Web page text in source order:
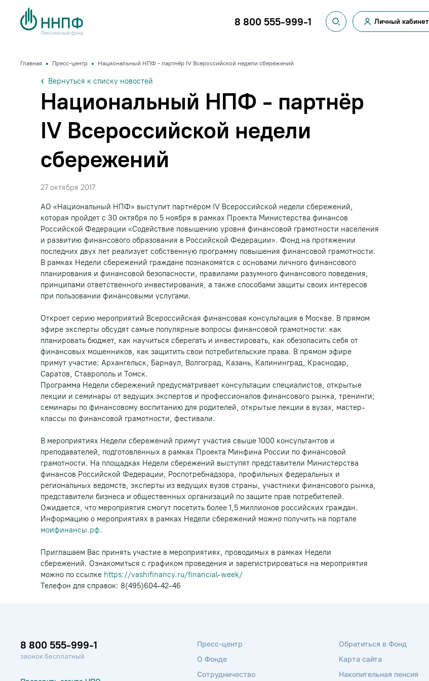
Личный кабинет
8 800 555-999-1
Главная Пресс-центр Национальный НПФ - партнёр IV Всероссийской недели сбережений
Вернуться к списку новостей
Национальный НПФ - партнёр
IV Всероссийской недели
сбережений
27 октября 2017
АО «Национальный НПФ» выступит партнёром IV Всероссийской недели сбережений,
которая пройдет с 30 октября по 5 ноября в рамках Проекта Министерства финансов
Российской Федерации «Содействие повышению уровня финансовой грамотности населения
и развитию финансового образования в Российской Федерации». Фонд на протяжении
последних двух лет реализует собственную программу повышения финансовой грамотности.
В рамках Недели сбережений граждане познакомятся с основами личного финансового
планирования и финансовой безопасности, правилами разумного финансового поведения,
принципами ответственного инвестирования, а также способами защиты своих интересов
при пользовании финансовыми услугами.
Откроет серию мероприятий Всероссийская финансовая консультация в Москве. В прямом
эфире эксперты обсудят самые популярные вопросы финансовой грамотности: как
планировать бюджет, как научиться сберегать и инвестировать, как обезопасить себя от
финансовых мошенников, как защитить свои потребительские права. В прямом эфире
примут участие: Архангельск, Барнаул, Волгоград, Казань, Калининград, Краснодар,
Саратов, Ставрополь и Томск.
Программа Недели сбережений предусматривает консультации специалистов, открытые
лекции и семинары от ведущих экспертов и профессионалов финансового рынка, тренинги;
семинары по финансовому воспитанию для родителей, открытые лекции в вузах, мастер-
классы по финансовой грамотности, фестивали.
В мероприятиях Недели сбережений примут участия свыше 1000 консультантов и
преподавателей, подготовленных в рамках Проекта Минфина России по финансовой
грамотности. На площадках Недели сбережений выступят представители Министерства
финансов Российской Федерации, Роспотребнадзора, профильных федеральных и
региональных ведомств, эксперты из ведущих вузов страны, участники финансового рынка,
представители бизнеса и общественных организаций по защите прав потребителей.
Ожидается, что мероприятия смогут посетить более 1,5 миллионов российских граждан.
Информацию о мероприятиях в рамках Недели сбережений можно получить на портале
моифинансы.рф.
Приглашаем Вас принять участие в мероприятиях, проводимых в рамках Недели
сбережений. Ознакомиться с графиком проведения и зарегистрироваться на мероприятия
можно по ссылке https://vashifinancy.ru/financial-week/
Телефон для справок: 8(495)604-42-46
8 800 555-999-1
звонок бесплатный
Пресс-центр
О Фонде
Сотрудничество
Обратиться в Фонд
Карта сайта
Накопительная пенсия